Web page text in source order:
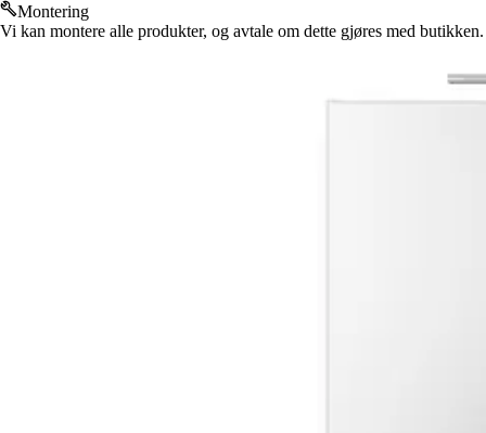
Montering
Vi kan montere alle produkter, og avtale om dette gjøres med butikken.